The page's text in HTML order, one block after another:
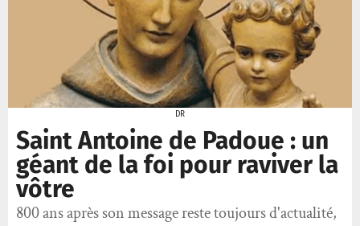
DR
Saint Antoine de Padoue : un
géant de la foi pour raviver la
vôtre
800 ans après son message reste toujours d'actualité,